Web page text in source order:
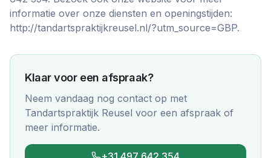
informatie over onze diensten en openingstijden:
http://tandartspraktijkreusel.nl/?utm_source=GBP.
Klaar voor een afspraak?
Neem vandaag nog contact op met
Tandartspraktijk Reusel voor een afspraak of
meer informatie.